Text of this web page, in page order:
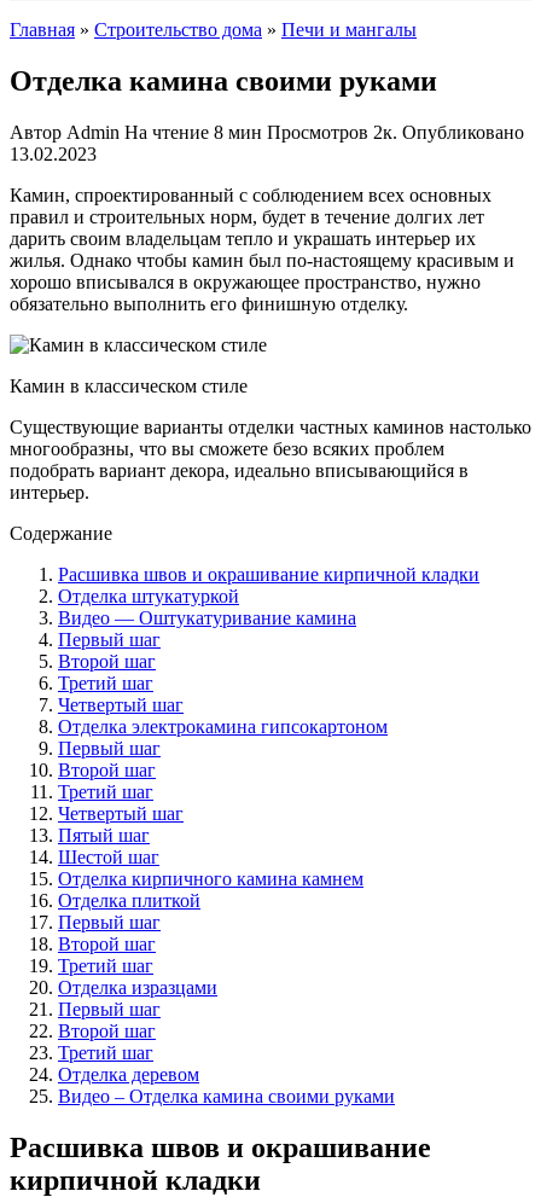
Главная » Строительство дома » Печи и мангалы
Отделка камина своими руками
Автор Admin На чтение 8 мин Просмотров 2к. Опубликовано
13.02.2023
Камин, спроектированный с соблюдением всех основных
правил и строительных норм, будет в течение долгих лет
дарить своим владельцам тепло и украшать интерьер их
жилья. Однако чтобы камин был по-настоящему красивым и
хорошо вписывался в окружающее пространство, нужно
обязательно выполнить его финишную отделку.
Камин в классическом стиле
Существующие варианты отделки частных каминов настолько
многообразны, что вы сможете безо всяких проблем
подобрать вариант декора, идеально вписывающийся в
интерьер.
Содержание
Расшивка швов и окрашивание кирпичной кладки
Отделка штукатуркой
Видео — Оштукатуривание камина
Первый шаг
Второй шаг
Третий шаг
Четвертый шаг
Отделка электрокамина гипсокартоном
Первый шаг
Второй шаг
Третий шаг
Четвертый шаг
Пятый шаг
Шестой шаг
Отделка кирпичного камина камнем
Отделка плиткой
Первый шаг
Второй шаг
Третий шаг
Отделка изразцами
Первый шаг
Второй шаг
Третий шаг
Отделка деревом
Видео – Отделка камина своими руками
Расшивка швов и окрашивание
кирпичной кладки